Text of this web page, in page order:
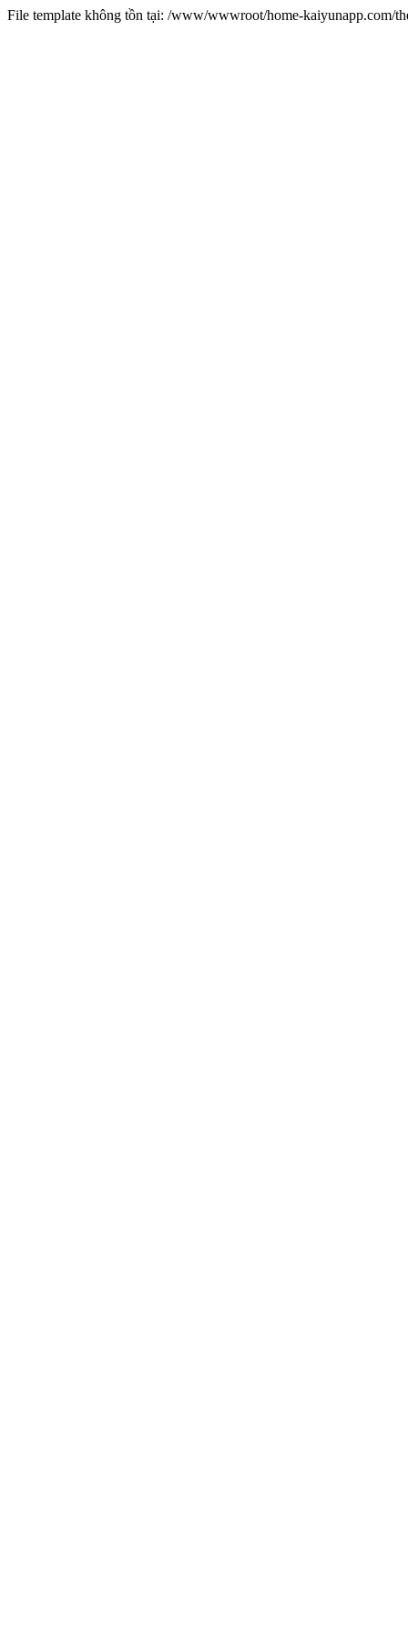
File template không tồn tại: /www/wwwroot/home-kaiyunapp.com/